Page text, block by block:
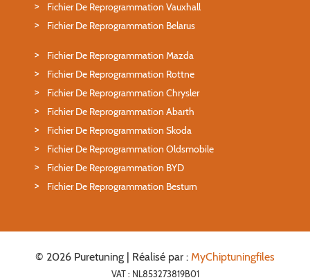
Fichier De Reprogrammation Vauxhall
Fichier De Reprogrammation Belarus
Fichier De Reprogrammation Mazda
Fichier De Reprogrammation Rottne
Fichier De Reprogrammation Chrysler
Fichier De Reprogrammation Abarth
Fichier De Reprogrammation Skoda
Fichier De Reprogrammation Oldsmobile
Fichier De Reprogrammation BYD
Fichier De Reprogrammation Besturn
© 2026 Puretuning | Réalisé par : MyChiptuningfiles
VAT : NL853273819B01